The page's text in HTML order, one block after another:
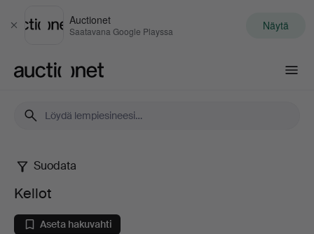
Sulje
Auctionet
Saatavana Google Playssa Näytä
Kellot
Suodata
Kellot
Aseta hakuvahti